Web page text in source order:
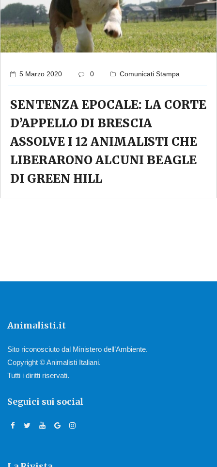
5 Marzo 2020 0 Comunicati Stampa
SENTENZA EPOCALE: LA CORTE
D’APPELLO DI BRESCIA
ASSOLVE I 12 ANIMALISTI CHE
LIBERARONO ALCUNI BEAGLE
DI GREEN HILL
Animalisti.it
Sito riconosciuto dal Ministero dell’Ambiente.
Copyright © Animalisti Italiani.
Tutti i diritti riservati.
Seguici sui social